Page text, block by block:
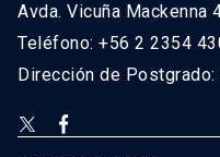
Avda. Vicuña Mackenna
Teléfono: +56 2 2354
Dirección de